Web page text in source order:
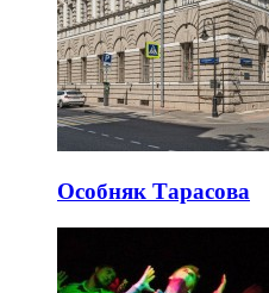
Особняк Тарасова